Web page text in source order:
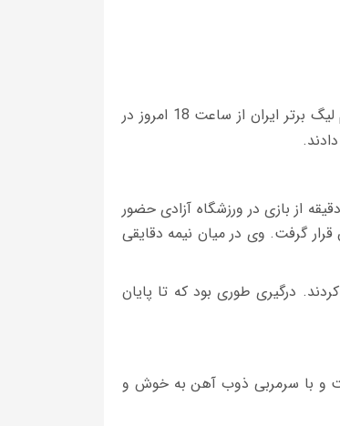
تیم های پرسپولیس و ذوب آهن در چارچوب هفته بیست و سوم لیگ برتر ایران از ساعت 18 امروز در
* علیرضا حقیقی، دروازه بان سابق پرسپولیس پس از گذشت 20 دقیقه از بازی در ورزشگاه آزادی حضور
گرفت. وی در میان نیمه دقایقی
کردند. درگیری طوری بود که تا پایان
و با سرمربی ذوب آهن به خوش و